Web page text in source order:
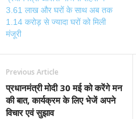
3.61 लाख और घरों के साथ अब तक
1.14 करोड़ से ज्यादा घरों को मिली
मंजूरी
Previous Article
प्रधानमंत्री मोदी 30 मई को करेंगे मन
की बात, कार्यक्रम के लिए भेजें अपने
विचार एवं सुझाव